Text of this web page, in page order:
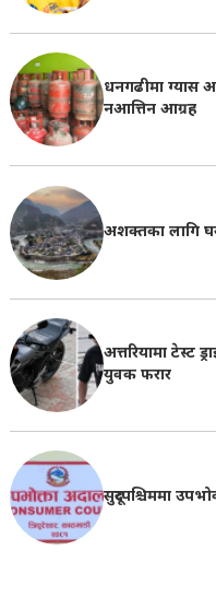
धनगढीमा ग्यास
नआत्तिन आग्रह
अशक्तका लागि
अत्तरियामा टेस्ट
युवक फरार
सुदूरपश्चिममा